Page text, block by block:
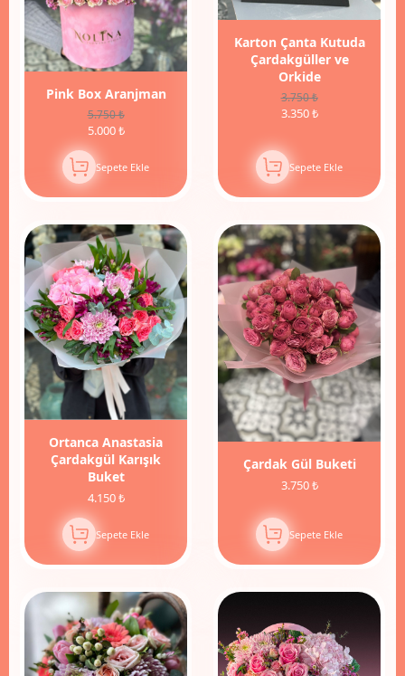
Pink Box Aranjman
5.750 ₺
5.000 ₺
Sepete Ekle
Karton Çanta Kutuda
Çardakgüller ve
Orkide
3.750 ₺
3.350 ₺
Sepete Ekle
Ortanca Anastasia
Çardakgül Karışık
Buket
4.150 ₺
Sepete Ekle
Çardak Gül Buketi
3.750 ₺
Sepete Ekle